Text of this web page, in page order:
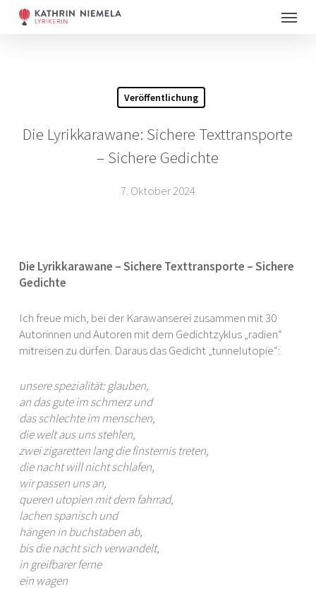
Menu
Veröffentlichung
Die Lyrikkarawane: Sichere Texttransporte
– Sichere Gedichte
7. Oktober 2024
Die Lyrikkarawane – Sichere Texttransporte – Sichere
Gedichte
Ich freue mich, bei der Karawanserei zusammen mit 30
Autorinnen und Autoren mit dem Gedichtzyklus „radien“
mitreisen zu dürfen. Daraus das Gedicht „tunnelutopie“:
unsere spezialität: glauben,
an das gute im schmerz und
das schlechte im menschen,
die welt aus uns stehlen,
zwei zigaretten lang die finsternis treten,
die nacht will nicht schlafen,
wir passen uns an,
queren utopien mit dem fahrrad,
lachen spanisch und
hängen in buchstaben ab,
bis die nacht sich verwandelt,
in greifbarer ferne
ein wagen